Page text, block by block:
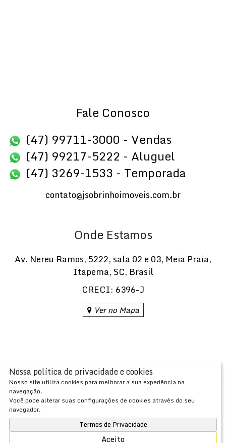
Nossa política de privacidade e cookies
Nosso site utiliza cookies para melhorar a sua experiência na
navegação.
Você pode alterar suas configurações de cookies através do seu
navegador.
Termos de Privacidade
Aceito
Fale Conosco
(47) 99711-3000 - Vendas
(47) 99217-5222 - Aluguel
(47) 3269-1533 - Temporada
contato@jsobrinhoimoveis.com.br
Onde Estamos
Av. Nereu Ramos, 5222, sala 02 e 03, Meia Praia,
Itapema, SC, Brasil
CRECI: 6396-J
Ver no Mapa
Apresenta.me ~ Plataforma Imobiliária